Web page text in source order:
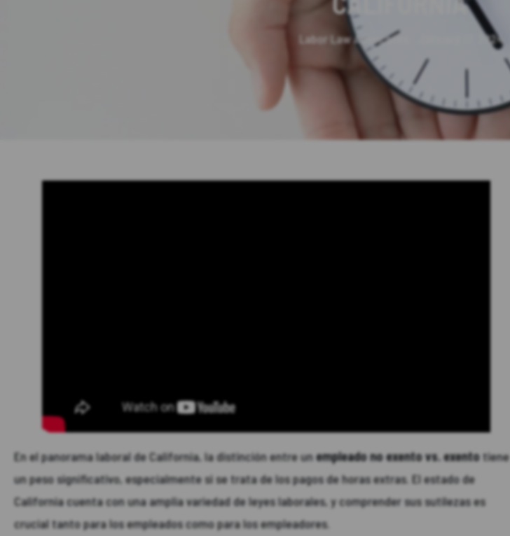
Labor Law Advocates. January 17, 2024
En el panorama laboral de California, la distinción entre unempleado no exento vs. exentotiene
un peso significativo, especialmente si se trata de los pagos de horas extras. El estado de
California cuenta con una amplia variedad de leyes laborales, y comprender sus sutilezas es
crucial tanto para los empleados como para los empleadores.